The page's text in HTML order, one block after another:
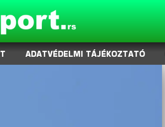
ADATVÉDELMI TÁJÉKOZTATÓ